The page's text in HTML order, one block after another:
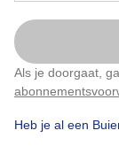
Als je doorgaat,
Heb je al een
Door: Nico